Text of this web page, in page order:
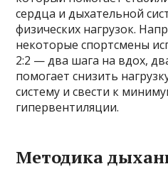
сердца и дыхательной
физических нагрузок.
некоторые спортсмены
2:2 — два шага на вдох,
помогает снизить
систему и свести к
гипервентиляции.
Методика